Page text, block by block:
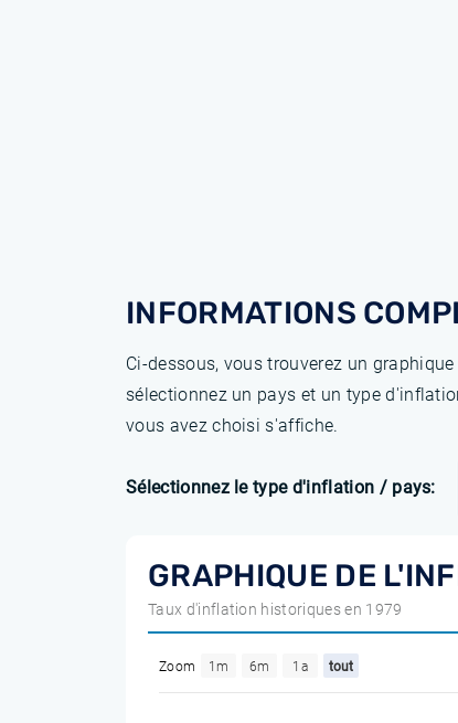
INFORMATIONS
Ci-dessous, vous trouverez un
sélectionnez un pays et un type
vous avez choisi s'affiche.
Sélectionnez le type d'inflation / pays:
GRAPHIQUE DE
Taux d'inflation historiques en 1979
Zoom 1m 6m 1a tout